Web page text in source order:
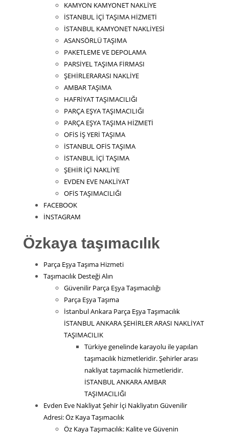
KAMYON KAMYONET NAKLİYE
İSTANBUL İÇİ TAŞIMA HİZMETİ
İSTANBUL KAMYONET NAKLİYESİ
ASANSÖRLÜ TAŞIMA
PAKETLEME VE DEPOLAMA
PARSİYEL TAŞIMA FİRMASI
ŞEHİRLERARASI NAKLİYE
AMBAR TAŞIMA
HAFRİYAT TAŞIMACILIĞI
PARÇA EŞYA TAŞIMACILIĞI
PARÇA EŞYA TAŞIMA HİZMETİ
OFİS İŞ YERİ TAŞIMA
İSTANBUL OFİS TAŞIMA
İSTANBUL İÇİ TAŞIMA
ŞEHİR İÇİ NAKLİYE
EVDEN EVE NAKLİYAT
OFİS TAŞIMACILIĞI
FACEBOOK
İNSTAGRAM
Özkaya taşımacılık
Parça Eşya Taşıma Hizmeti
Taşımacılık Desteği Alın
Güvenilir Parça Eşya Taşımacılığı
Parça Eşya Taşıma
İstanbul Ankara Parça Eşya Taşımacılık
İSTANBUL ANKARA ŞEHİRLER ARASI NAKLİYAT
TAŞIMACILIK
Türkiye genelinde karayolu ile yapılan
taşımacılık hizmetleridir. Şehirler arası
nakliyat taşımacılık hizmetleridir.
İSTANBUL ANKARA AMBAR
TAŞIMACILIĞI
Evden Eve Nakliyat Şehir İçi Nakliyatın Güvenilir
Adresi: Öz Kaya Taşımacılık
Öz Kaya Taşımacılık: Kalite ve Güvenin